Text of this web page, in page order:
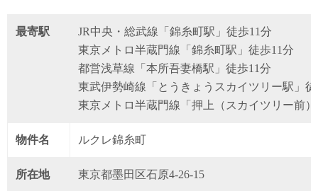
最寄駅
JR中央・総武線「錦糸町駅」徒歩11分
東京メトロ半蔵門線「錦糸町駅」徒歩11分
都営浅草線「本所吾妻橋駅」徒歩11分
東武伊勢崎線「とうきょうスカイツリー駅」
東京メトロ半蔵門線「押上（スカイツリー前
物件名 ルクレ錦糸町
所在地 東京都墨田区石原4-26-15